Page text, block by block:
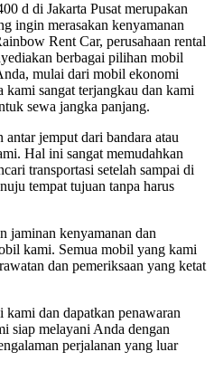
d di Jakarta Pusat merupakan
ingin merasakan kenyamanan
Rent Car, perusahaan rental
berbagai pilihan mobil
mulai dari mobil ekonomi
sangat terjangkau dan kami
sewa jangka panjang.
jemput dari bandara atau
Hal ini sangat memudahkan
transportasi setelah sampai di
tempat tujuan tanpa harus
jaminan kenyamanan dan
kami. Semua mobil yang kami
dan pemeriksaan yang ketat
dan dapatkan penawaran
siap melayani Anda dengan
perjalanan yang luar